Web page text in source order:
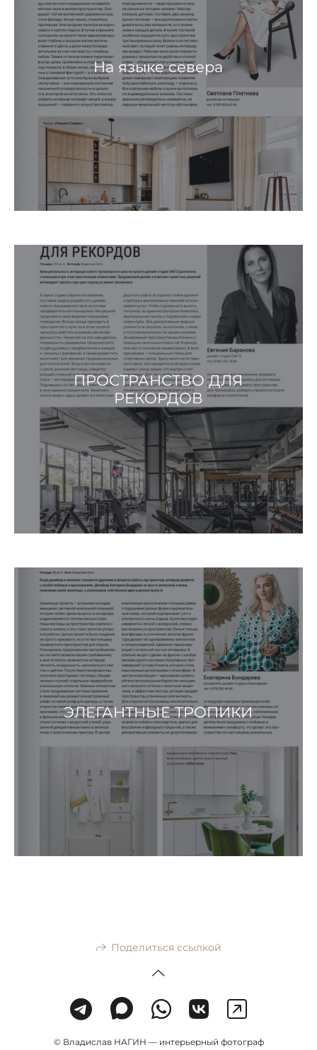
На языке севера
ПРОСТРАНСТВО ДЛЯ
РЕКОРДОВ
ЭЛЕГАНТНЫЕ ТРОПИКИ
Поделиться ссылкой
© Владислав НАГИН — интерьерный фотограф